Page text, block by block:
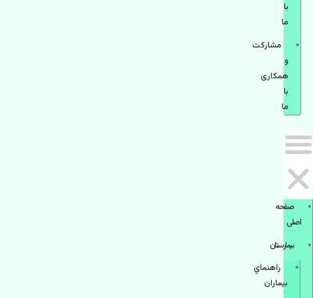
با
ما
مشاركت
و
همكاری
با
ما
صفحه
اصلی
بيمارستان
راهنماي
بیماران